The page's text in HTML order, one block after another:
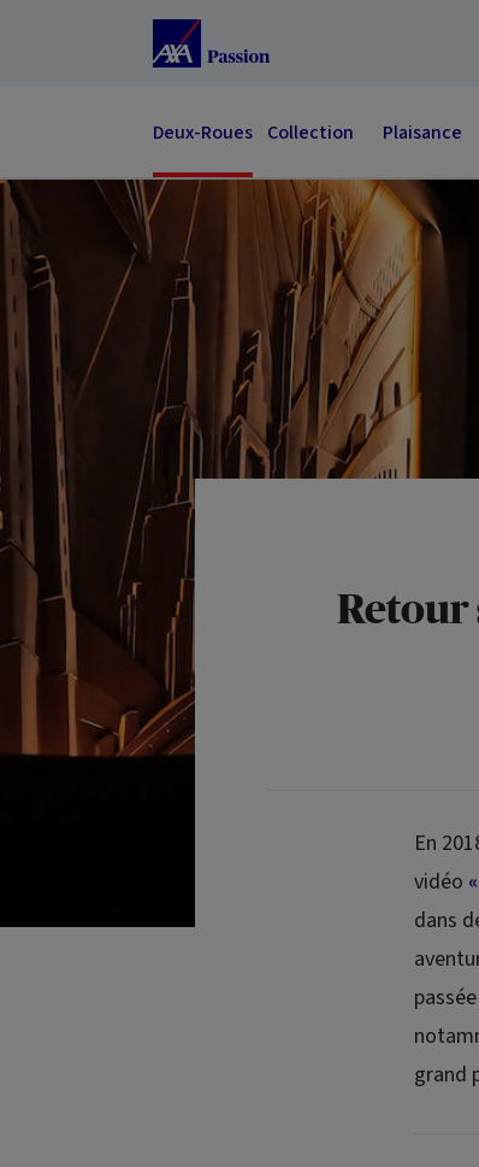
Accéder au Contenu
Deux-Roues Collection Plaisance
Retour
En
vidéo
dans
grand